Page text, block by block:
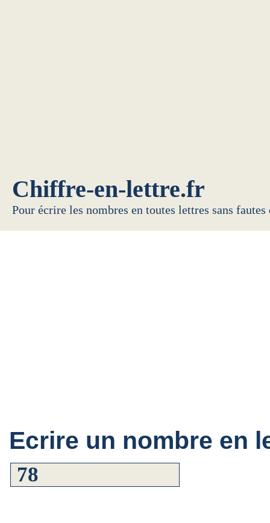
Chiffre-en-lettre.fr
Pour écrire les nombres en toutes lettres sans
Ecrire un nombre en